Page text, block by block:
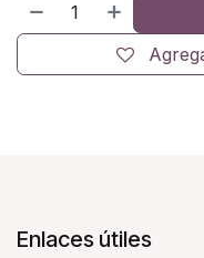
Enlaces útiles